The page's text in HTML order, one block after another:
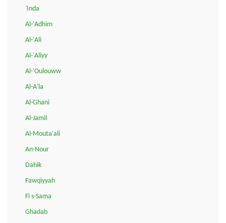
'Inda
Al-'Adhim
Al-'Ali
Al-'Aliyy
Al-'Oulouww
Al-A'la
Al-Ghani
Al-Jamil
Al-Mouta'ali
An-Nour
Dahik
Fawqiyyah
Fi s-Sama
Ghadab